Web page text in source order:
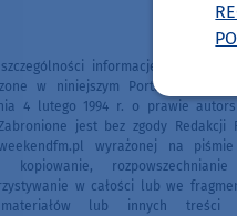
informacje lokalne,
w niniejszym Portalu
4 lutego 1994 r. o prawie
jest bez zgody Redakcji
wyrażonej na
kopiowanie,
w całości lub we
lub innych treści